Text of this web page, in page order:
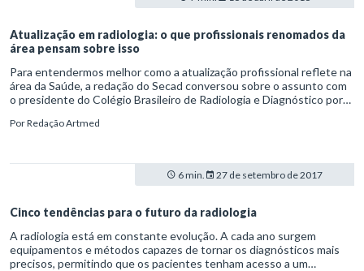
Atualização em radiologia: o que profissionais renomados da
área pensam sobre isso
Para entendermos melhor como a atualização profissional reflete na
área da Saúde, a redação do Secad conversou sobre o assunto com
o presidente do Colégio Brasileiro de Radiologia e Diagnóstico por
do Programa de Atualização em Radiologia e Diagnóstico por
PorRedação Artmed
6 min. 27 de setembro de 2017
Cinco tendências para o futuro da radiologia
A radiologia está em constante evolução. A cada ano surgem
equipamentos e métodos capazes de tornar os diagnósticos mais
precisos, permitindo que os pacientes tenham acesso a um